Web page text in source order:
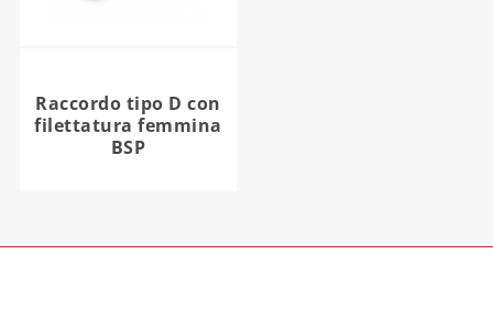
Raccordo tipo D con
filettatura femmina
BSP